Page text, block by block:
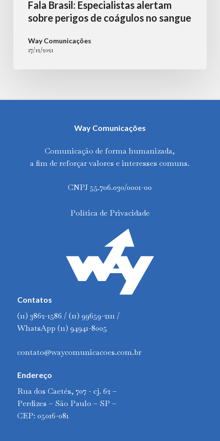
Fala Brasil: Especialistas alertam
sobre perigos de coágulos no sangue
Way Comunicações
17/12/2021
Way Comunicações
Comunicação de forma humanizada,
a fim de reforçar valores e interesses comuns.
CNPJ 55.706.030/0001-00
Política de Privacidade
Contatos
(11) 3862-1586 / (11) 99659-2111 /
WhatsApp (11) 94941-8005
contato@waycomunicacoes.com.br
Endereço
Rua dos Caetés, 707 - cj. 62 –
Perdizes – São Paulo – SP –
CEP: 05016-081